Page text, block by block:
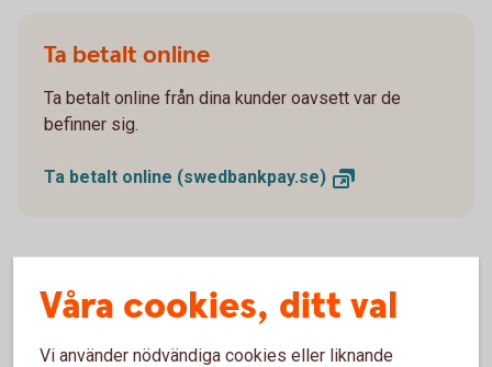
Ta betalt online
Ta betalt online från dina kunder oavsett var de
befinner sig.
Ta betalt online (swedbankpay.se)
Swish och kontanter
Våra cookies, ditt val
Vi använder nödvändiga cookies eller liknande